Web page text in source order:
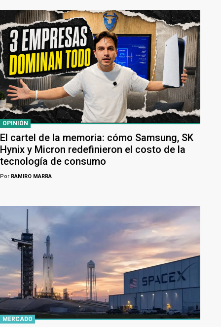
OPINIÓN
El cartel de la memoria: cómo Samsung, SK
Hynix y Micron redefinieron el costo de la
tecnología de consumo
Por RAMIRO MARRA
MERCADO